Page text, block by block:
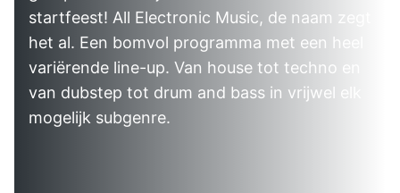
startfeest! All Electronic Music, de naam zegt
het al. Een bomvol programma met een heel
variërende line-up. Van house tot techno en
van dubstep tot drum and bass in vrijwel elk
mogelijk subgenre.